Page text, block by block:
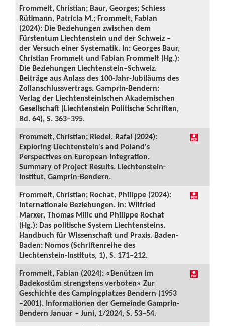
Frommelt, Christian; Baur, Georges; Schiess
Rütimann, Patricia M.; Frommelt, Fabian
(2024): Die Beziehungen zwischen dem
Fürstentum Liechtenstein und der Schweiz –
der Versuch einer Systematik. In: Georges Baur,
Christian Frommelt und Fabian Frommelt (Hg.):
Die Beziehungen Liechtenstein–Schweiz.
Beiträge aus Anlass des 100-Jahr-Jubiläums des
Zollanschlussvertrags. Gamprin-Bendern:
Verlag der Liechtensteinischen Akademischen
Gesellschaft (Liechtenstein Politische Schriften,
Bd. 64), S. 363–395.
Frommelt, Christian; Riedel, Rafal (2024):
Exploring Liechtenstein's and Poland's
Perspectives on European Integration.
Summary of Project Results. Liechtenstein-
Institut, Gamprin-Bendern.
Frommelt, Christian; Rochat, Philippe (2024):
Internationale Beziehungen. In: Wilfried
Marxer, Thomas Milic und Philippe Rochat
(Hg.): Das politische System Liechtensteins.
Handbuch für Wissenschaft und Praxis. Baden-
Baden: Nomos (Schriftenreihe des
Liechtenstein-Instituts, 1), S. 171–212.
Frommelt, Fabian (2024): «Benützen im
Badekostüm strengstens verboten» Zur
Geschichte des Campingplatzes Bendern (1953
–2001). Informationen der Gemeinde Gamprin-
Bendern Januar – Juni, 1/2024, S. 53–54.